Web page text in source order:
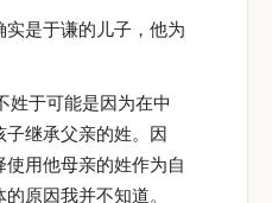
是于谦的儿子，他为
姓于可能是因为在中
继承父亲的姓。因
用他母亲的姓作为自
原因我并不知道。